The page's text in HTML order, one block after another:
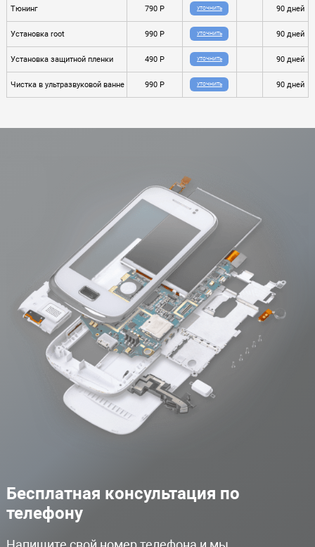
Тюнинг 790 P УТОЧНИТЬ 90 дней
Установка root 990 P УТОЧНИТЬ 90 дней
Установка защитной пленки 490 P УТОЧНИТЬ 90 дней
Чистка в ультразвуковой ванне 990 P УТОЧНИТЬ 90 дней
Бесплатная консультация по
телефону